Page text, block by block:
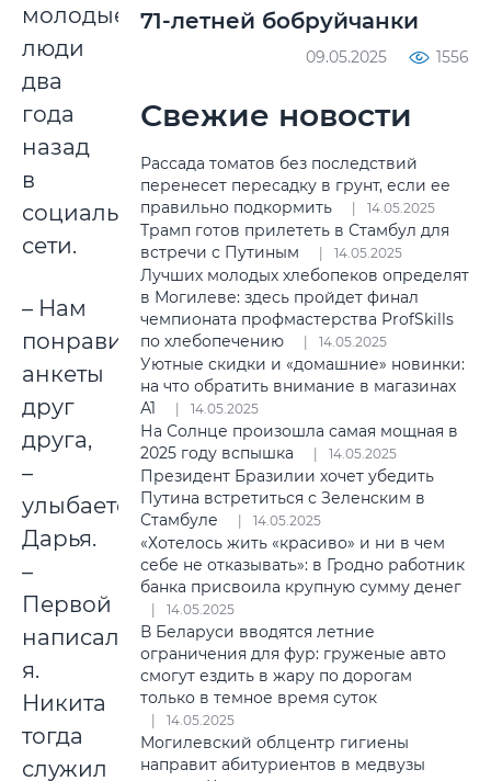
молодые
люди
два
года
назад
в
социальной
сети.
– Нам
понравились
анкеты
друг
друга,
–
улыбается
Дарья.
–
Первой
написала
я.
Никита
тогда
служил
71-летней бобруйчанки
09.05.2025 1556
Свежие новости
Рассада томатов без последствий
перенесет пересадку в грунт, если ее
правильно подкормить
14.05.2025
Трамп готов прилететь в Стамбул для
встречи с Путиным
14.05.2025
Лучших молодых хлебопеков определят
в Могилеве: здесь пройдет финал
чемпионата профмастерства ProfSkills
по хлебопечению
14.05.2025
Уютные скидки и «домашние» новинки:
на что обратить внимание в магазинах
А1
14.05.2025
На Солнце произошла самая мощная в
2025 году вспышка
14.05.2025
Президент Бразилии хочет убедить
Путина встретиться с Зеленским в
Стамбуле
14.05.2025
«Хотелось жить «красиво» и ни в чем
себе не отказывать»: в Гродно работник
банка присвоила крупную сумму денег
14.05.2025
В Беларуси вводятся летние
ограничения для фур: груженые авто
смогут ездить в жару по дорогам
только в темное время суток
14.05.2025
Могилевский облцентр гигиены
направит абитуриентов в медвузы